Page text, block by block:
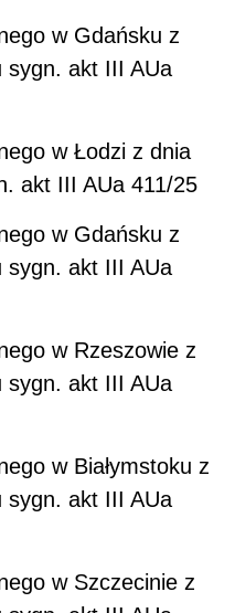
w Gdańsku z
sygn. akt III AUa
w Łodzi z dnia
akt III AUa 411/25
w Gdańsku z
sygn. akt III AUa
w Rzeszowie z
sygn. akt III AUa
w Białymstoku z
sygn. akt III AUa
w Szczecinie z